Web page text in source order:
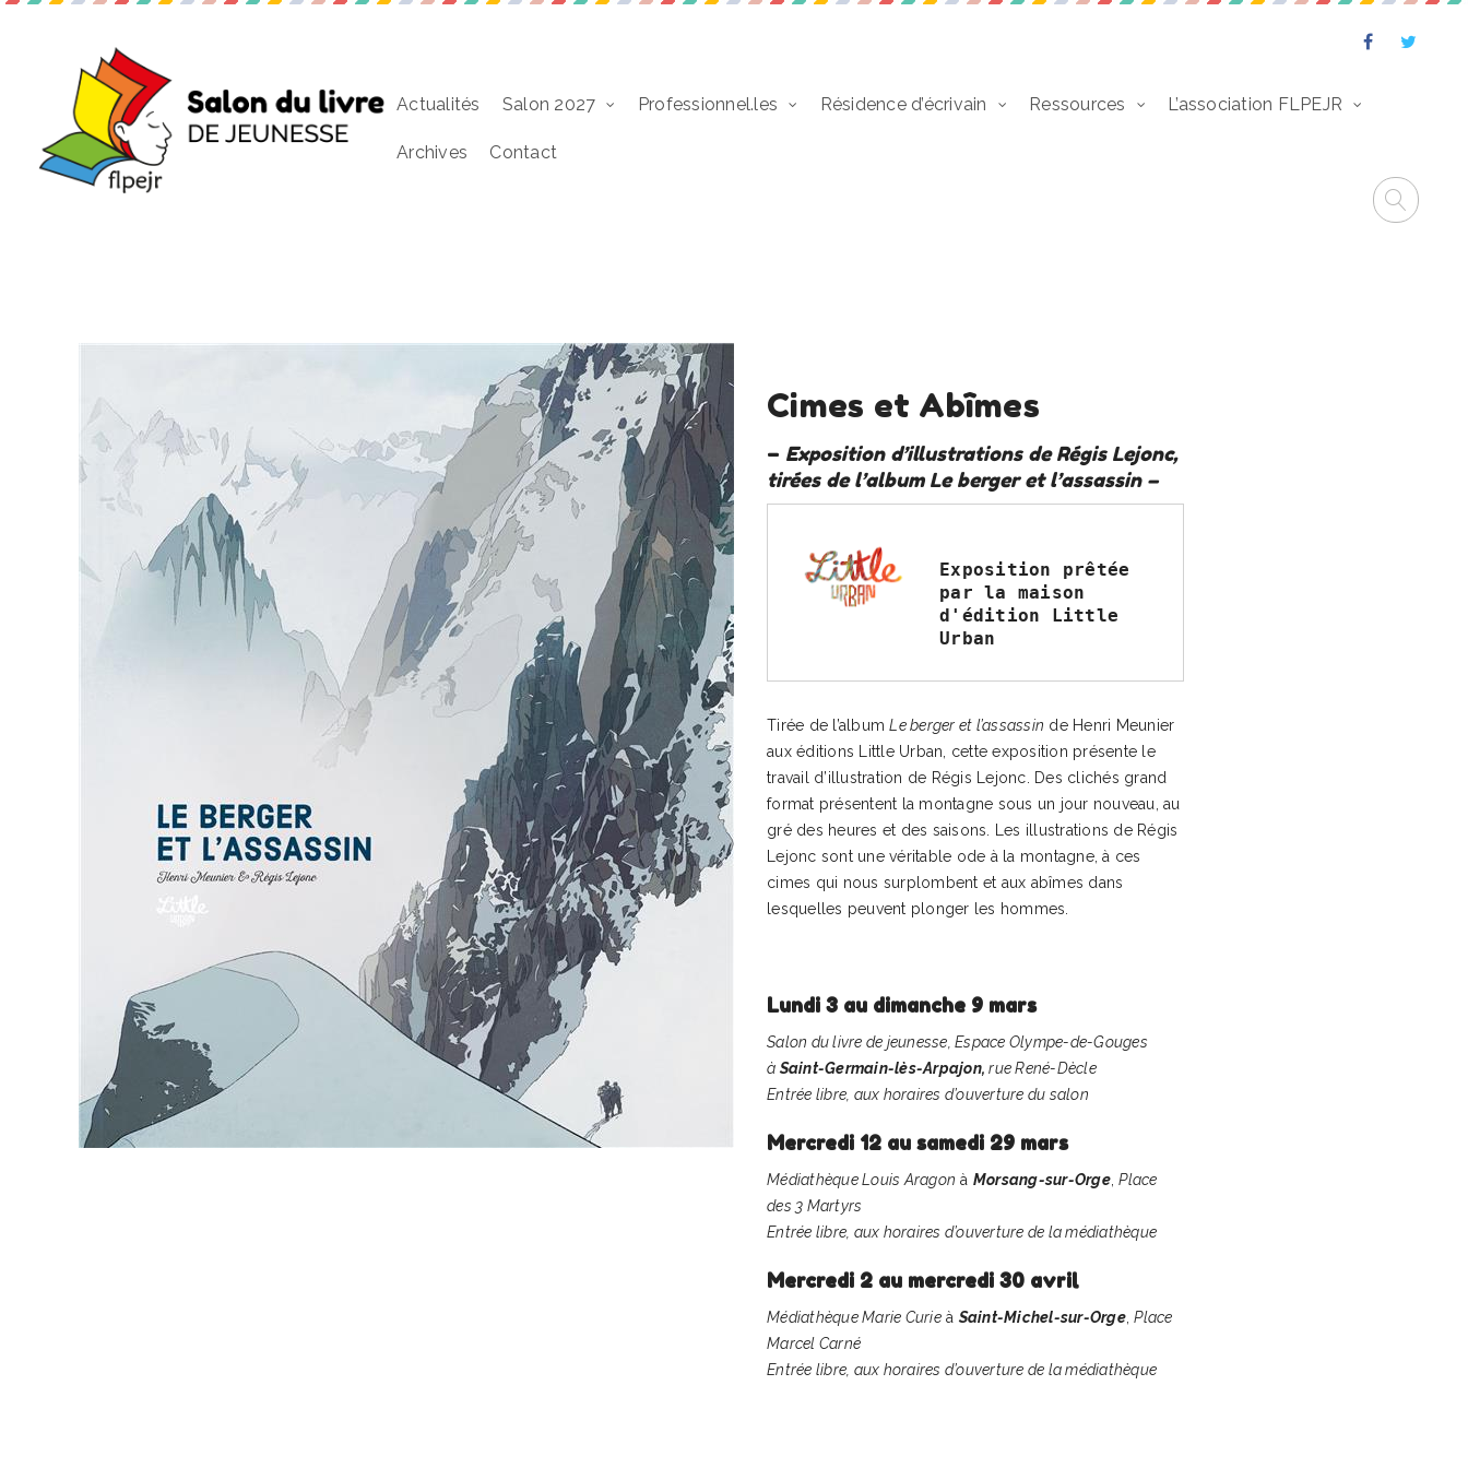
Actualités Salon 2027 Professionnel.les Résidence d’écrivain Ressources L’association FLPEJR
Archives Contact
Cimes et Abîmes
– Exposition d’illustrations de Régis Lejonc,
tirées de l’album Le berger et l’assassin –
Exposition prêtée
par la maison
d'édition Little
Urban
Tirée de l’albumLe berger et l’assassin de Henri Meunier
aux éditions Little Urban, cette exposition présente le
travail d’illustration de Régis Lejonc. Des clichés grand
format présentent la montagne sous un jour nouveau, au
gré des heures et des saisons. Les illustrations de Régis
Lejonc sont une véritable ode à la montagne, à ces
cimes qui nous surplombent et aux abîmes dans
lesquelles peuvent plonger les hommes.
Lundi 3 au dimanche 9 mars
Salon du livre de jeunesse, Espace Olympe-de-Gouges
à Saint-Germain-lès-Arpajon,rue René-Dècle
Entrée libre, aux horaires d’ouverture du salon
Mercredi 12 au samedi 29 mars
Médiathèque Louis Aragon à Morsang-sur-Orge,Place
des 3 Martyrs
Entrée libre, aux horaires d’ouverture de la médiathèque
Mercredi 2 au mercredi 30 avril
Médiathèque Marie Curieà Saint-Michel-sur-Orge,Place
Marcel Carné
Entrée libre, aux horaires d’ouverture de la médiathèque